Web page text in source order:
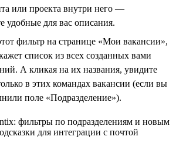
или проекта внутри него —
удобные для вас описания.
фильтр на странице «Мои вакансии»,
список из всех созданных вами
А кликая на их названия, увидите
в этих командах вакансии (если вы
поле «Подразделение»).